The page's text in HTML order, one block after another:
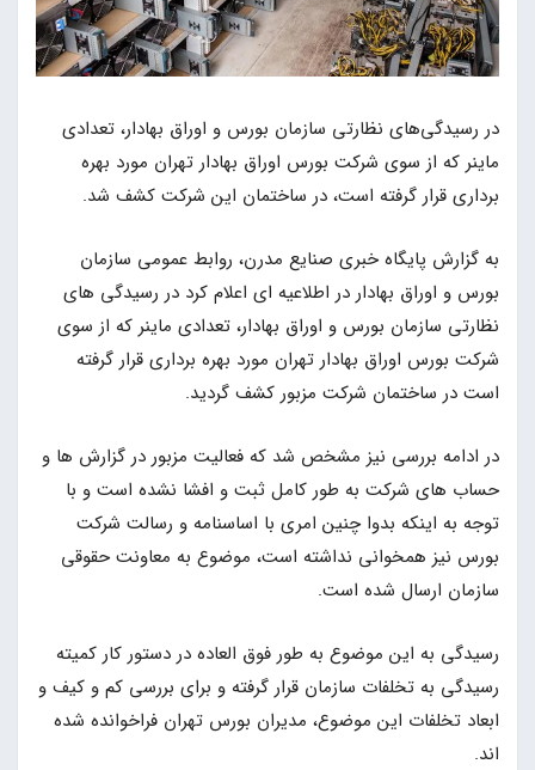
در رسیدگی‌های نظارتی سازمان بورس و اوراق بهادار، تعدادی
ماینر که از سوی شرکت بورس اوراق بهادار تهران مورد بهره
برداری قرار گرفته است، در ساختمان این شرکت کشف شد.
به گزارش پایگاه خبری صنایع مدرن، روابط عمومی سازمان
بورس و اوراق بهادار در اطلاعیه ای اعلام کرد در رسیدگی های
نظارتی سازمان بورس و اوراق بهادار، تعدادی ماینر که از سوی
شرکت بورس اوراق بهادار تهران مورد بهره برداری قرار گرفته
است در ساختمان شرکت مزبور کشف گردید.
در ادامه بررسی نیز مشخص شد که فعالیت مزبور در گزارش ها و
حساب های شرکت به طور کامل ثبت و افشا نشده است و با
توجه به اینکه بدوا چنین امری با اساسنامه و رسالت شرکت
بورس نیز همخوانی نداشته است، موضوع به معاونت حقوقی
سازمان ارسال شده است.
رسیدگی به این موضوع به طور فوق العاده در دستور کار کمیته
رسیدگی به تخلفات سازمان قرار گرفته و برای بررسی کم و کیف و
ابعاد تخلفات این موضوع، مدیران بورس تهران فراخوانده شده
اند.